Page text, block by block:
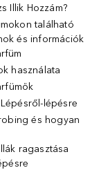
Illik Hozzám?
található
és információk
használata
lépésre
és hogyan
ragasztása